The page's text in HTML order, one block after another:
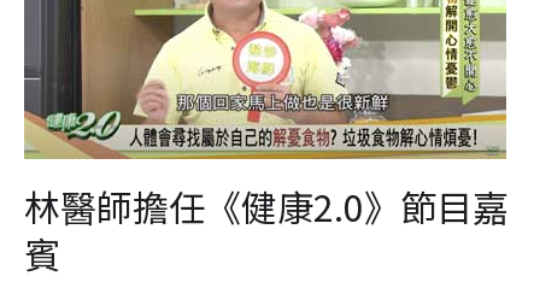
林醫師擔任《健康2.0》節目嘉
賓